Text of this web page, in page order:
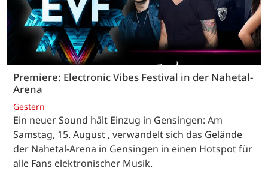
Premiere: Electronic Vibes Festival in der Nahetal-
Arena
Gestern
Ein neuer Sound hält Einzug in Gensingen: Am
Samstag, 15. August , verwandelt sich das Gelände
der Nahetal-Arena in Gensingen in einen Hotspot für
alle Fans elektronischer Musik.